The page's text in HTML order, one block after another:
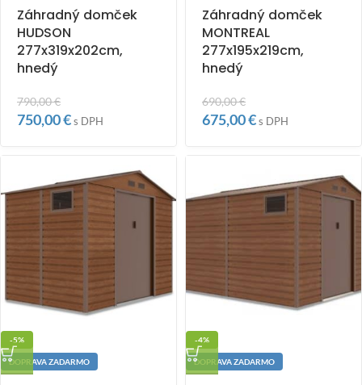
Záhradný domček
HUDSON
277x319x202cm,
hnedý
790,00€
750,00€s DPH
Záhradný domček
MONTREAL
277x195x219cm,
hnedý
690,00€
675,00€s DPH
-5%
DOPRAVA ZADARMO
-4%
DOPRAVA ZADARMO